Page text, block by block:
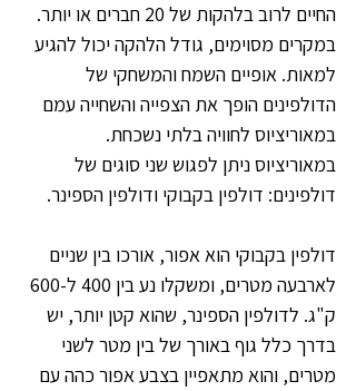
החיים לרוב בלהקות של 20 חברים או יותר.
במקרים מסוימים, גודל הלהקה יכול להגיע
למאות. אופיים השמח והמשחקי של
הדולפינים הופך את הצפייה והשחייה עמם
במאוריציוס לחוויה בלתי נשכחת.
במאוריציוס ניתן לפגוש שני סוגים של
דולפינים: דולפין בקבוקי ודולפין הספינר.
דולפין בקבוקי הוא אפור, אורכו בין שניים
ק"ג. לדולפין הספינר, שהוא קטן יותר, יש
בדרך כלל גוף באורך של בין מטר לשני
מטרים, והוא מתאפיין בצבע אפור כהה עם